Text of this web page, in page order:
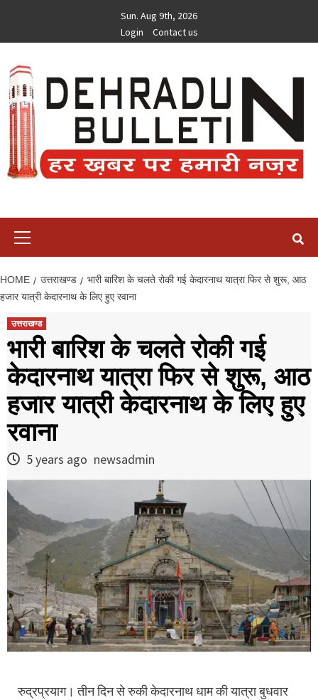
content
Sun. Aug 9th, 2026
Login
Contact us
HOME उत्तराखण्ड
भारी बारिश के चलते रोकी गई केदारनाथ यात्रा फिर से शुरू, आठ
हजार यात्री केदारनाथ के लिए हुए रवाना
उत्तराखण्ड
भारी बारिश के चलते रोकी गई
केदारनाथ यात्रा फिर से शुरू, आठ
हजार यात्री केदारनाथ के लिए हुए
रवाना
5 years ago newsadmin
रुद्रप्रयाग। तीन दिन से रुकी केदारनाथ धाम की यात्रा बुधवार